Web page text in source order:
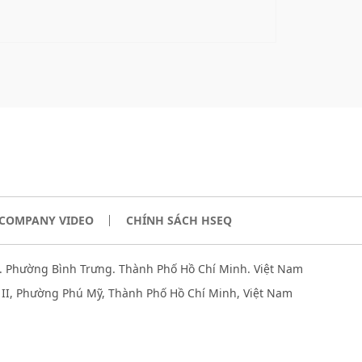
VIDEO CHÍNH SÁCH HSEQ
Phường Bình Trưng. Thành Phố Hồ Chí Minh. Việt Nam
Phường Phú Mỹ, Thành Phố Hồ Chí Minh, Việt Nam